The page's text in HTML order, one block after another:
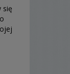
się